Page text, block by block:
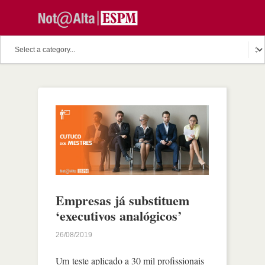
Empresas já substituem
‘executivos analógicos’
26/08/2019
Um teste aplicado a 30 mil profissionais